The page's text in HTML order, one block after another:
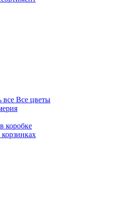
все Все цветы
коробке